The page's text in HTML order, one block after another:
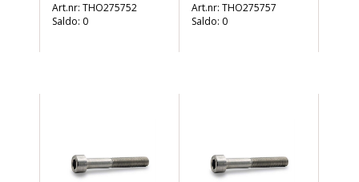
THO275752
Saldo: 0
THO275757
Saldo: 0